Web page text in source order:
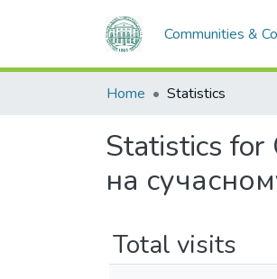
Communities &
Home Statistics
Statistics for
на
Total visits